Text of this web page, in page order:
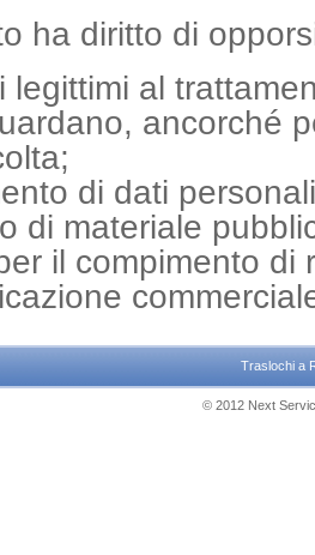
ha diritto di
legittimi al
ancorché
di dati
di materiale
il compimento di
Traslochi a
© 2012 Next